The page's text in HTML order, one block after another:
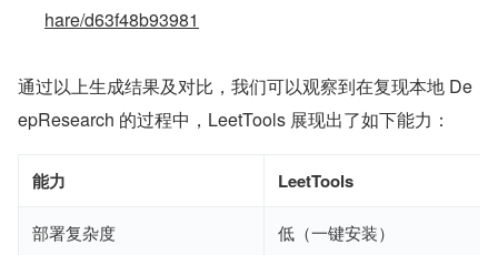
hare/d63f48b93981
通过以上生成结果及对比，我们可以观察到在复现本地 De
epResearch 的过程中，LeetTools 展现出了如下能力：
能力 LeetTools
部署复杂度 低（一键安装）